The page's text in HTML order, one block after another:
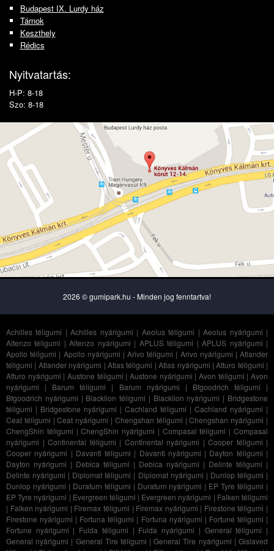
Budapest IX. Lurdy ház
Tárnok
Keszthely
Rédics
Nyitvatartás:
H-P: 8-18
Szo: 8-18
2026 © gumipark.hu - Minden jog fenntartva!
Achilles téligumi |Achilles nyárigumi | Aeolus téligumi |Aeolus nyárigumi |
Altenzo téligumi |Altenzo nyárigumi | APLUS téligumi |APLUS nyárigumi |
Apollo téligumi | Apollo nyárigumi |Arivo téligumi | Arivo nyárigumi |Atlander
téligumi | Atlander nyárigumi | Atlas téligumi |Atlas nyárigumi |Atturo téligumi |
Atturo nyárigumi |Austone téligumi |Austone nyárigumi |Avon téligumi |Avon
nyárigumi | Barum téligumi | Barum nyárigumi | Bfgoodrich téligumi |
Bfgoodrich nyárigumi | Blacklion téligumi | Blacklion nyárigumi | Bridgestone
téligumi | Bridgestone nyárigumi | Cachland téligumi | Cachland nyárigumi |
Ceat téligumi |Ceat nyárigumi | Chengshan téligumi |Chengshan nyárigumi |
ChengShin téligumi |ChengShin nyárigumi | Compasal téligumi |Compasal
nyárigumi | Continental téligumi | Continental nyárigumi | Cooper téligumi |
Cooper nyárigumi | Davanti téligumi | Davanti nyárigumi | Dayton téligumi |
Dayton nyárigumi | Debica téligumi | Debica nyárigumi | Delinte téligumi |
Delinte nyárigumi | Diplomat téligumi | Diplomat nyárigumi | Dunlop téligumi |
Dunlop nyárigumi | Duraturn téligumi | Duraturn nyárigumi | EP Tyre téligumi |
EP Tyre nyárigumi | Evergreen téligumi | Evergreen nyárigumi | Falken téligumi
| Falken nyárigumi | Firemax téligumi | Firemax nyárigumi | Firestone téligumi |
Firestone nyárigumi | Fortuna téligumi | Fortuna nyárigumi | Fortune téligumi |
Fortune nyárigumi | Fulda téligumi | Fulda nyárigumi | General téligumi |
General nyárigumi | General Tire téligumi |General Tire nyárigumi |Gislaved